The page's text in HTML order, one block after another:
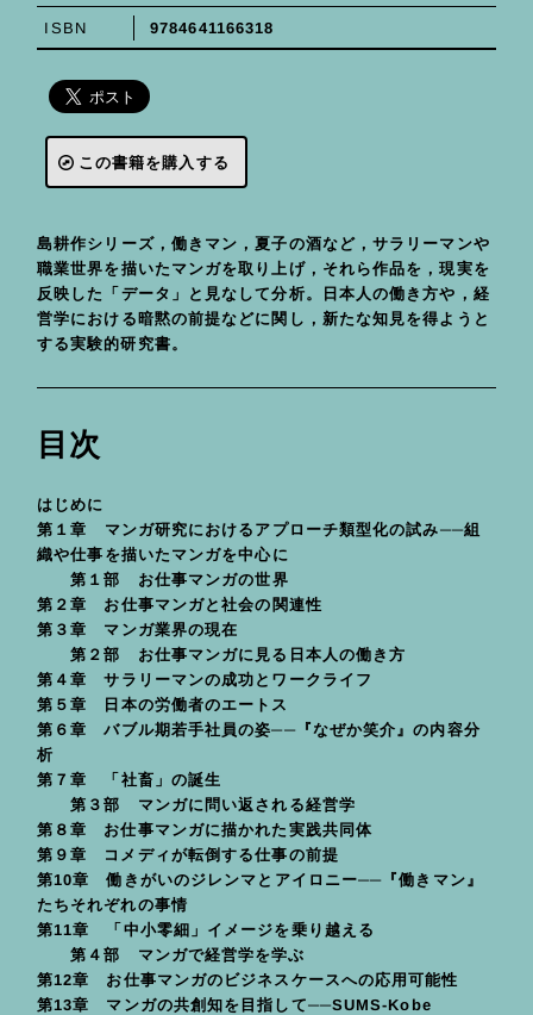
ISBN 9784641166318
この書籍を購入する
島耕作シリーズ，働きマン，夏子の酒など，サラリーマンや
職業世界を描いたマンガを取り上げ，それら作品を，現実を
反映した「データ」と見なして分析。日本人の働き方や，経
営学における暗黙の前提などに関し，新たな知見を得ようと
する実験的研究書。
目次
はじめに
第１章 マンガ研究におけるアプローチ類型化の試み──組
織や仕事を描いたマンガを中心に
第１部 お仕事マンガの世界
第２章 お仕事マンガと社会の関連性
第３章 マンガ業界の現在
第２部 お仕事マンガに見る日本人の働き方
第４章 サラリーマンの成功とワークライフ
第５章 日本の労働者のエートス
第６章 バブル期若手社員の姿──『なぜか笑介』の内容分
析
第７章 「社畜」の誕生
第３部 マンガに問い返される経営学
第８章 お仕事マンガに描かれた実践共同体
第９章 コメディが転倒する仕事の前提
第10章 働きがいのジレンマとアイロニー──『働きマン』
たちそれぞれの事情
第11章 「中小零細」イメージを乗り越える
第４部 マンガで経営学を学ぶ
第12章 お仕事マンガのビジネスケースへの応用可能性
第13章 マンガの共創知を目指して──SUMS-Kobe